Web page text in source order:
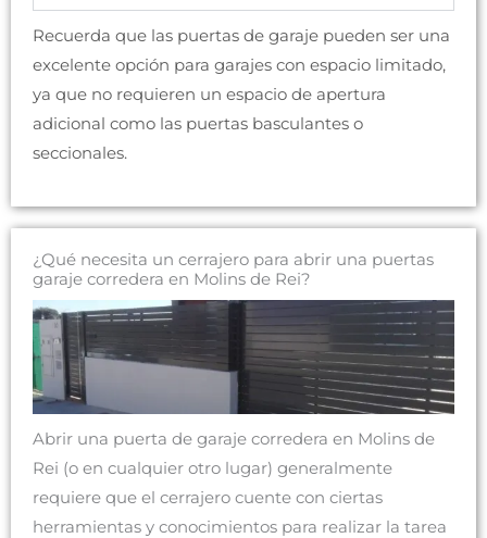
Recuerda que las puertas de garaje pueden ser una
excelente opción para garajes con espacio limitado,
ya que no requieren un espacio de apertura
adicional como las puertas basculantes o
seccionales.
¿Qué necesita un cerrajero para abrir una puertas
garaje corredera en Molins de Rei?
Abrir una puerta de garaje corredera en Molins de
Rei (o en cualquier otro lugar) generalmente
requiere que el cerrajero cuente con ciertas
herramientas y conocimientos para realizar la tarea